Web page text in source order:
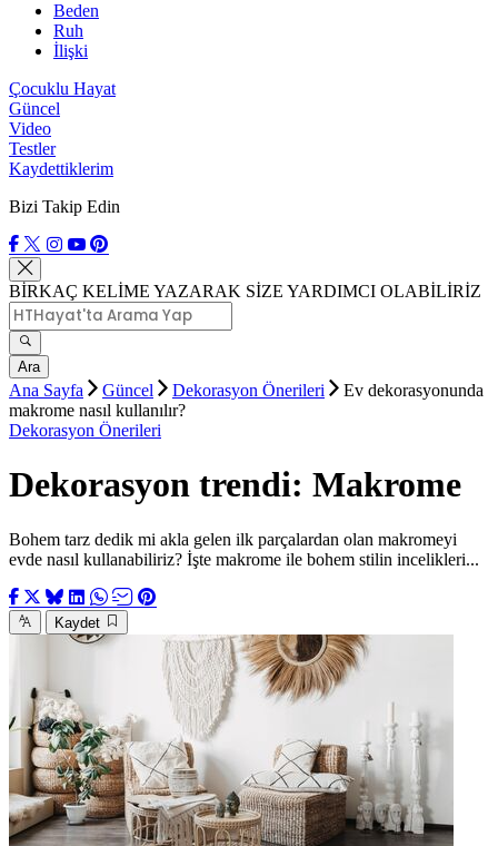
Beden
Ruh
İlişki
Çocuklu Hayat
Güncel
Video
Testler
Kaydettiklerim
Bizi Takip Edin
BİRKAÇ KELİME YAZARAK SİZE YARDIMCI OLABİLİRİZ
Ara
Ana Sayfa Güncel Dekorasyon Önerileri
Ev dekorasyonunda
makrome nasıl kullanılır?
Dekorasyon Önerileri
Dekorasyon trendi: Makrome
Bohem tarz dedik mi akla gelen ilk parçalardan olan makromeyi
evde nasıl kullanabiliriz? İşte makrome ile bohem stilin incelikleri...
Kaydet